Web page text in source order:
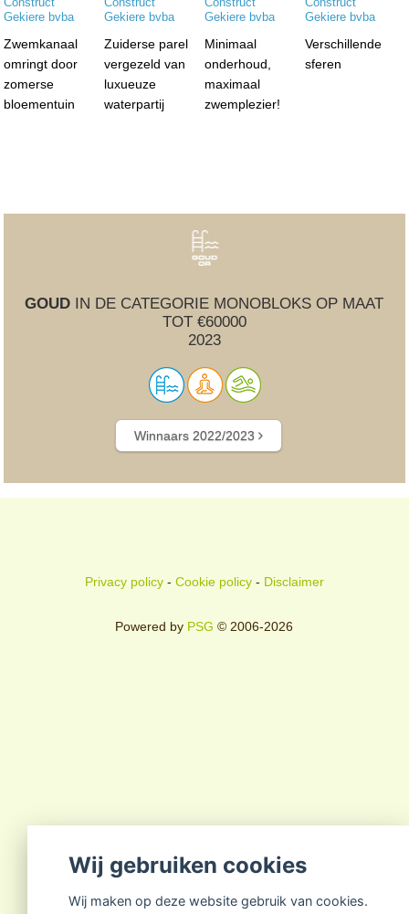
Zwemkanaal
omringt door
zomerse
bloementuin
Zuiderse parel
vergezeld van
luxueuze
waterpartij
Minimaal
onderhoud,
maximaal
zwemplezier!
Verschillende
sferen
GOUD IN DE CATEGORIE MONOBLOKS OP MAAT
TOT €60000
2023
Winnaars 2022/2023
Privacy policy- Cookie policy- Disclaimer
Powered by PSG © 2006-2026
Wij gebruiken cookies
Wij maken op deze website gebruik van cookies.